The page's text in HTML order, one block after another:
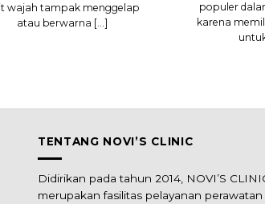
wajah tampak menggelap
atau berwarna [...]
populer
karena
TENTANG NOVI’S CLINIC
Didirikan pada tahun 2014, NOVI’S
merupakan fasilitas pelayanan perawatan